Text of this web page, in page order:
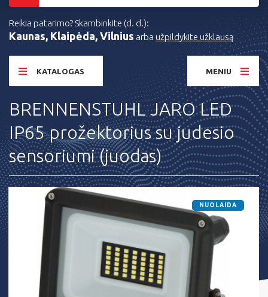
Reikia patarimo? Skambinkite (d. d.):
Kaunas, Klaipėda, Vilnius arba užpildykite užklausą
KATALOGAS MENIU
BRENNENSTUHL JARO LED
IP65 prožektorius su judesio
sensoriumi (juodas)
NUOLAIDA